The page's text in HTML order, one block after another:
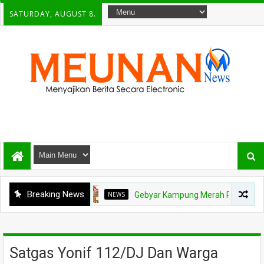
SATURDAY, AUGUST 8.
Breaking News
NEWS Gebyar Kampung Merah Putih Berhadiah
Satgas Yonif 112/DJ Dan Warga